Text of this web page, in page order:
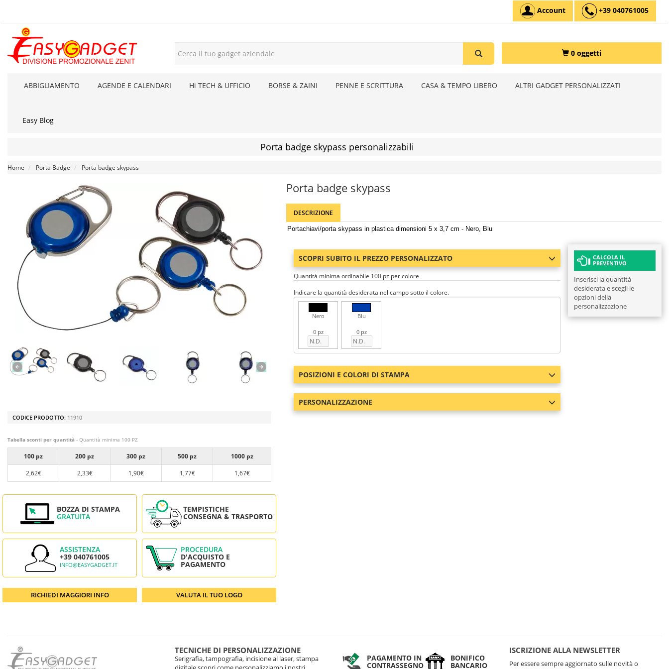
Account +39 040761005
0 oggetti
ABBIGLIAMENTO AGENDE E CALENDARI Hi TECH & UFFICIO BORSE & ZAINI PENNE E SCRITTURA CASA & TEMPO LIBERO ALTRI GADGET PERSONALIZZATI
Easy Blog
Porta badge skypass personalizzabili
Home Porta Badge Porta badge skypass
CODICE PRODOTTO: 11910
Tabella sconti per quantità - Quantità minima 100 PZ
100 pz 200 pz 300 pz 500 pz
1000 pz
2,62€
2,33€ 1,90€ 1,77€ 1,67€
BOZZA DI STAMPA
GRATUITA
TEMPISTICHE
CONSEGNA & TRASPORTO
ASSISTENZA
+39 040761005
INFO@EASYGADGET.IT
PROCEDURA
D'ACQUISTO E
PAGAMENTO
RICHIEDI MAGGIORI INFO VALUTA IL TUO LOGO
Porta badge skypass
DESCRIZIONE
Portachiavi/porta skypass in plastica dimensioni 5 x 3,7 cm - Nero, Blu
SCOPRI SUBITO IL PREZZO PERSONALIZZATO
Quantità minima ordinabile 100 pz per colore
Indicare la quantità desiderata nel campo sotto il colore.
Nero
0 pz
Blu
0 pz
POSIZIONI E COLORI DI STAMPA
PERSONALIZZAZIONE
CALCOLA IL
PREVENTIVO
Inserisci la quantità
desiderata e scegli le
opzioni della
personalizzazione
TECNICHE DI PERSONALIZZAZIONE
Serigrafia, tampografia, incisione al laser, stampa
PAGAMENTO IN
CONTRASSEGNO
BONIFICO
BANCARIO
ISCRIZIONE ALLA NEWSLETTER
Per essere sempre aggiornato sulle novità o